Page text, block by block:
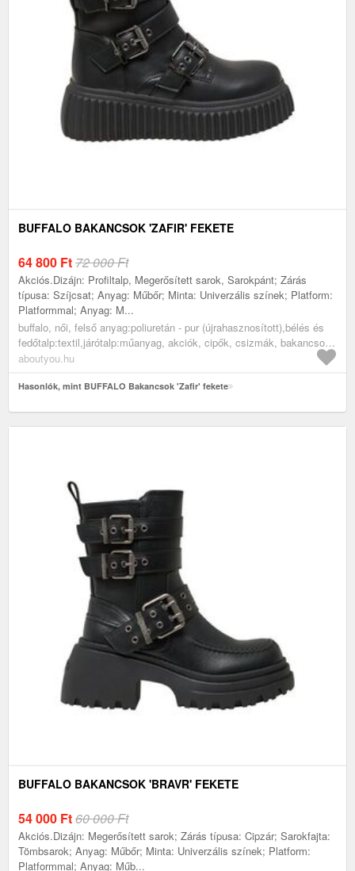
BUFFALO BAKANCSOK 'ZAFIR' FEKETE
64 800 Ft72 000 Ft
Akciós.Dizájn: Profiltalp, Megerősített sarok, Sarokpánt; Zárás
típusa: Szíjcsat; Anyag: Műbőr; Minta: Univerzális színek; Platform:
Platformmal; Anyag: M...
buffalo, női, felső anyag:poliuretán - pur (újrahasznosított),bélés és
fedőtalp:textil,járótalp:műanyag, akciók, cipők, csizmák, bakancsok,
fekete
aboutyou.hu
Hasonlók, mint BUFFALO Bakancsok 'Zafir' fekete
BUFFALO BAKANCSOK 'BRAVR' FEKETE
54 000 Ft60 000 Ft
Akciós.Dizájn: Megerősített sarok; Zárás típusa: Cipzár; Sarokfajta:
Tömbsarok; Anyag: Műbőr; Minta: Univerzális színek; Platform:
Platformmal; Anyag: Műb...